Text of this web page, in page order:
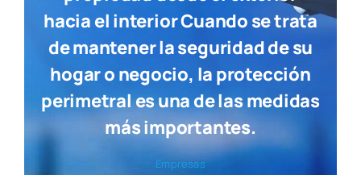
hacia el interior Cuando se trata
de mantener la seguridad de su
hogar o negocio, la protección
perimetral es una de las medidas
más importantes.
Empre­sas